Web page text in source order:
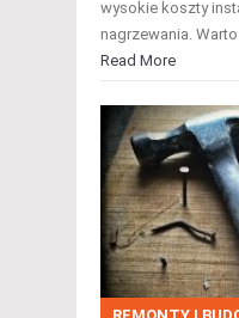
wysokie koszty
nagrzewania.
Read More
REMONTY I